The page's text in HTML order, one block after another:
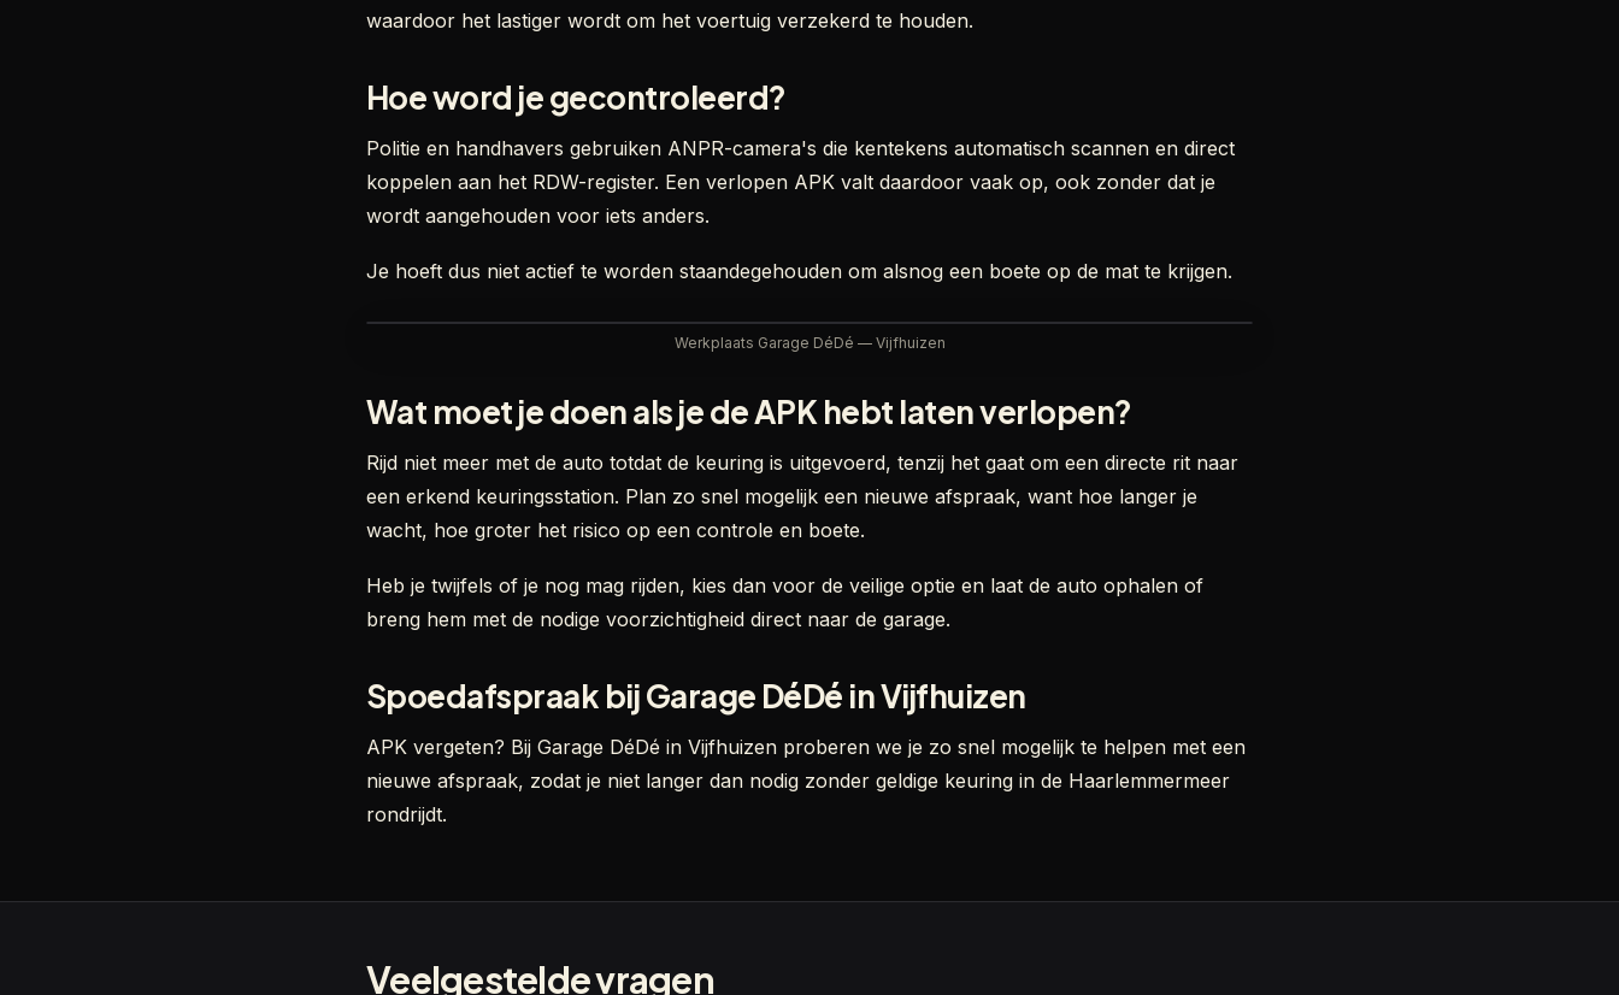
waardoor het lastiger wordt om het voertuig verzekerd te houden.
Hoe word je gecontroleerd?
Politie en handhavers gebruiken ANPR-camera's die kentekens automatisch scannen en direct
koppelen aan het RDW-register. Een verlopen APK valt daardoor vaak op, ook zonder dat je
wordt aangehouden voor iets anders.
Je hoeft dus niet actief te worden staandegehouden om alsnog een boete op de mat te krijgen.
Werkplaats Garage DéDé — Vijfhuizen
Wat moet je doen als je de APK hebt laten verlopen?
Rijd niet meer met de auto totdat de keuring is uitgevoerd, tenzij het gaat om een directe rit naar
een erkend keuringsstation. Plan zo snel mogelijk een nieuwe afspraak, want hoe langer je
wacht, hoe groter het risico op een controle en boete.
Heb je twijfels of je nog mag rijden, kies dan voor de veilige optie en laat de auto ophalen of
breng hem met de nodige voorzichtigheid direct naar de garage.
Spoedafspraak bij Garage DéDé in Vijfhuizen
APK vergeten? Bij Garage DéDé in Vijfhuizen proberen we je zo snel mogelijk te helpen met een
nieuwe afspraak, zodat je niet langer dan nodig zonder geldige keuring in de Haarlemmermeer
rondrijdt.
Veelgestelde vragen